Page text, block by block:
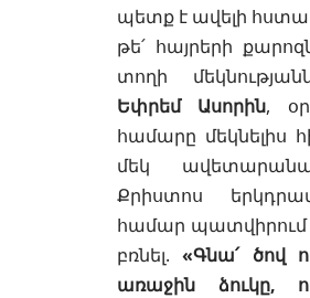
պետք է ավելի
թե՛ հայրերի
տողի
Եփրեմ Ասորին,
համարը մեկնելիս
մեկ
Քրիստոս
համար պատվիրում
բռնել.«Գնա՛ ծով
առաջին ձուկը,